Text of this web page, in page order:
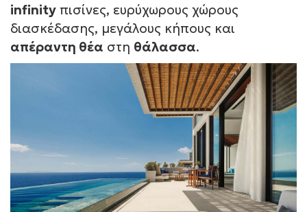
infinity πισίνες, ευρύχωρους χώρους
διασκέδασης, μεγάλους κήπους και
απέραντη θέα στη θάλασσα.